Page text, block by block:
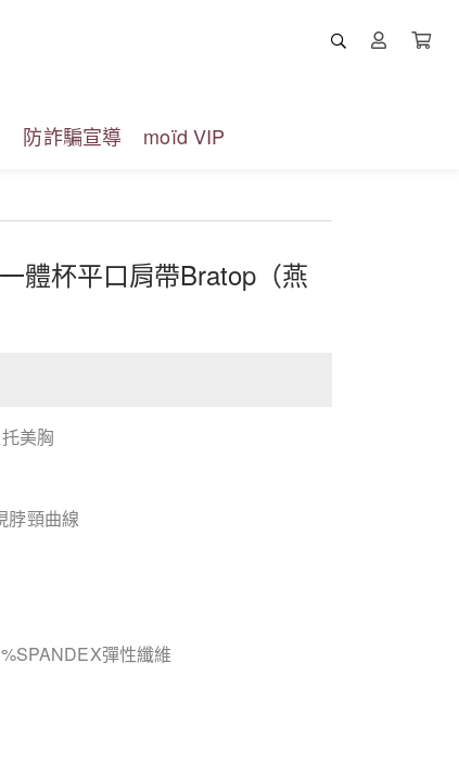
防詐騙宣導 moïd VIP
體杯平口肩帶Bratop（燕
美胸
脖頸曲線
彈性纖維